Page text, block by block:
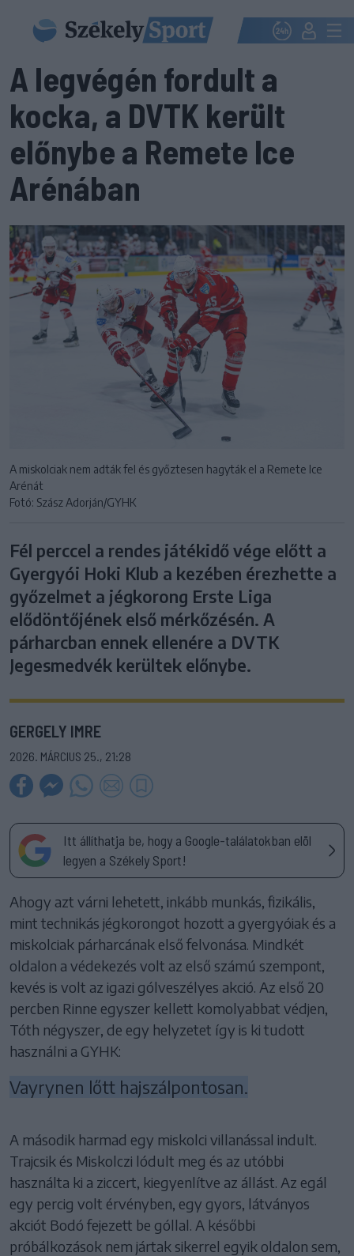
A legvégén fordult a
kocka, a DVTK került
előnybe a Remete Ice
Arénában
A miskolciak nem adták fel és győztesen hagyták el a Remete Ice
Arénát
Fotó: Szász Adorján/GYHK
Fél perccel a rendes játékidő vége előtt a
Gyergyói Hoki Klub a kezében érezhette a
győzelmet a jégkorong Erste Liga
elődöntőjének első mérkőzésén. A
párharcban ennek ellenére a DVTK
Jegesmedvék kerültek előnybe.
GERGELY IMRE
2026. MÁRCIUS 25., 21:28
Itt állíthatja be, hogy a Google-találatokban elöl
legyen a Székely Sport!
Ahogy azt várni lehetett, inkább munkás, fizikális,
mint technikás jégkorongot hozott a gyergyóiak és a
miskolciak párharcának első felvonása. Mindkét
oldalon a védekezés volt az első számú szempont,
kevés is volt az igazi gólveszélyes akció. Az első 20
percben Rinne egyszer kellett komolyabbat védjen,
Tóth négyszer, de egy helyzetet így is ki tudott
használni a GYHK:
Vayrynen lőtt hajszálpontosan.
A második harmad egy miskolci villanással indult.
Trajcsik és Miskolczi lódult meg és az utóbbi
használta ki a ziccert, kiegyenlítve az állást. Az egál
egy percig volt érvényben, egy gyors, látványos
akciót Bodó fejezett be góllal. A későbbi
próbálkozások nem jártak sikerrel egyik oldalon sem,